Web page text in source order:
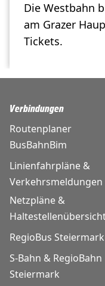
Die Westbahn
am Grazer
Tickets.
Verbindungen
Routenplaner
BusBahnBim
Linienfahrpläne &
Verkehrsmeldungen
Netzpläne &
RegioBus Steiermark
S-Bahn & RegioBahn
Steiermark